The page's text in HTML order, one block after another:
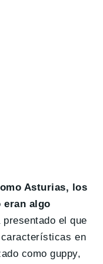
Asturias, los
eran algo
el que
en
como guppy,